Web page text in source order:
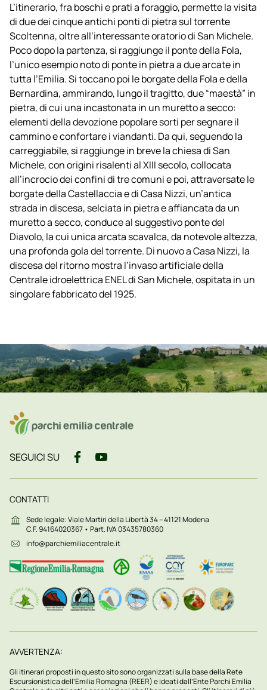
L’itinerario, fra boschi e prati a foraggio, permette la visita
di due dei cinque antichi ponti di pietra sul torrente
Scoltenna, oltre all’interessante oratorio di San Michele.
Poco dopo la partenza, si raggiunge il ponte della Fola,
l’unico esempio noto di ponte in pietra a due arcate in
tutta l’Emilia. Si toccano poi le borgate della Fola e della
Bernardina, ammirando, lungo il tragitto, due “maestà” in
pietra, di cui una incastonata in un muretto a secco:
elementi della devozione popolare sorti per segnare il
cammino e confortare i viandanti. Da qui, seguendo la
carreggiabile, si raggiunge in breve la chiesa di San
Michele, con origini risalenti al XIII secolo, collocata
all’incrocio dei confini di tre comuni e poi, attraversate le
borgate della Castellaccia e di Casa Nizzi, un’antica
strada in discesa, selciata in pietra e affiancata da un
muretto a secco, conduce al suggestivo ponte del
Diavolo, la cui unica arcata scavalca, da notevole altezza,
una profonda gola del torrente. Di nuovo a Casa Nizzi, la
discesa del ritorno mostra l’invaso artificiale della
Centrale idroelettrica ENEL di San Michele, ospitata in un
singolare fabbricato del 1925.
SEGUICI SU
CONTATTI
Sede legale: Viale Martiri della Libertà 34 – 41121 Modena
C.F. 94164020367 • Part. IVA 03435780360
info@parchiemiliacentrale.it
AVVERTENZA:
Gli itinerari proposti in questo sito sono organizzati sulla base della Rete
Escursionistica dell’Emilia Romagna (REER) e ideati dall’Ente Parchi Emilia